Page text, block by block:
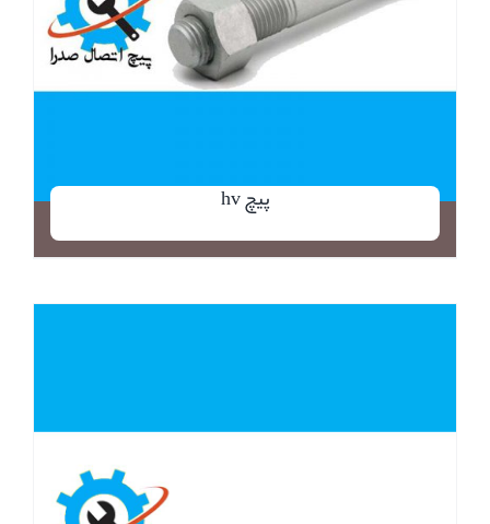
پیچ hv